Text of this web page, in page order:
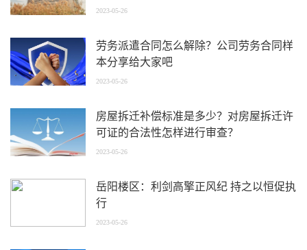
2023-05-26
劳务派遣合同怎么解除？公司劳务合同样
本分享给大家吧
2023-05-26
房屋拆迁补偿标准是多少？对房屋拆迁许
可证的合法性怎样进行审查？
2023-05-26
岳阳楼区：利剑高擎正风纪 持之以恒促执
行
2023-05-26